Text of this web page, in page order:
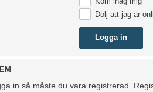
Dölj att jag är
in så måste du vara registrerad.